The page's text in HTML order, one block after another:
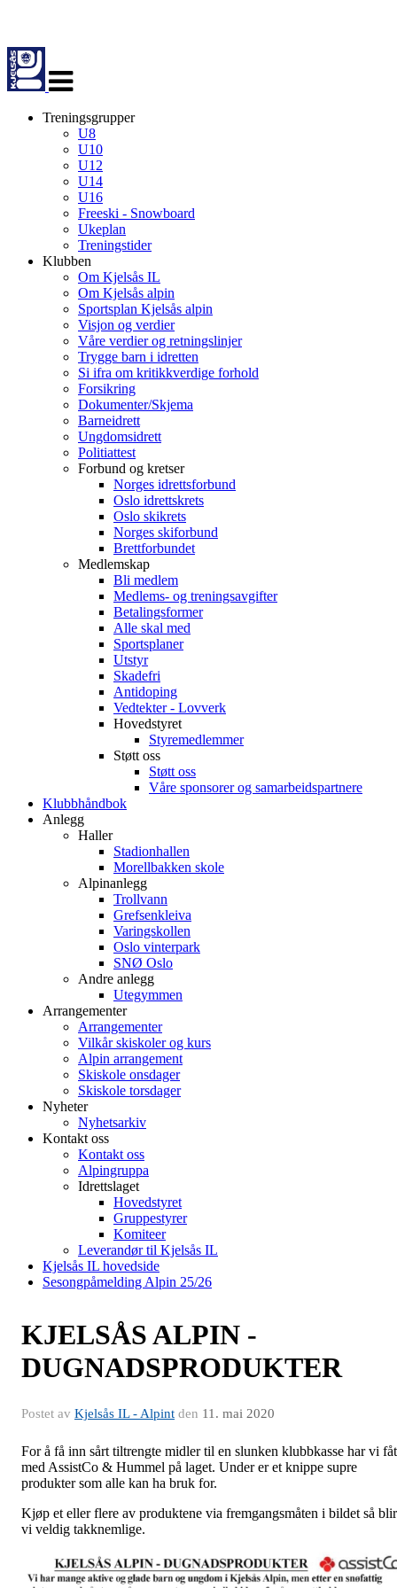
navigasjon
Treningsgrupper
U8
U10
U12
U14
U16
Freeski - Snowboard
Ukeplan
Treningstider
Klubben
Om Kjelsås IL
Om Kjelsås alpin
Sportsplan Kjelsås alpin
Visjon og verdier
Våre verdier og retningslinjer
Trygge barn i idretten
Si ifra om kritikkverdige forhold
Forsikring
Dokumenter/Skjema
Barneidrett
Ungdomsidrett
Politiattest
Forbund og kretser
Norges idrettsforbund
Oslo idrettskrets
Oslo skikrets
Norges skiforbund
Brettforbundet
Medlemskap
Bli medlem
Medlems- og treningsavgifter
Betalingsformer
Alle skal med
Sportsplaner
Utstyr
Skadefri
Antidoping
Vedtekter - Lovverk
Hovedstyret
Styremedlemmer
Støtt oss
Støtt oss
Våre sponsorer og samarbeidspartnere
Klubbhåndbok
Anlegg
Haller
Stadionhallen
Morellbakken skole
Alpinanlegg
Trollvann
Grefsenkleiva
Varingskollen
Oslo vinterpark
SNØ Oslo
Andre anlegg
Utegymmen
Arrangementer
Arrangementer
Vilkår skiskoler og kurs
Alpin arrangement
Skiskole onsdager
Skiskole torsdager
Nyheter
Nyhetsarkiv
Kontakt oss
Kontakt oss
Alpingruppa
Idrettslaget
Hovedstyret
Gruppestyrer
Komiteer
Leverandør til Kjelsås IL
Kjelsås IL hovedside
Sesongpåmelding Alpin 25/26
KJELSÅS ALPIN -
DUGNADSPRODUKTER
Postet av Kjelsås IL - Alpint den 11. mai 2020
For å få inn sårt tiltrengte midler til en slunken klubbkasse har vi
med AssistCo & Hummel på laget. Under er et knippe supre
produkter som alle kan ha bruk for.
Kjøp et eller flere av produktene via fremgangsmåten i bildet så blir
vi veldig takknemlige.